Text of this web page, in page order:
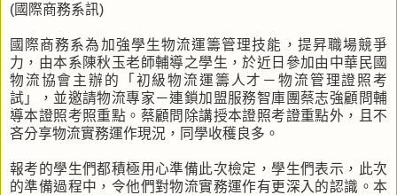
(國際商務系訊)
國際商務系為加強學生物流運籌管理技能，提昇職場競爭
力，由本系陳秋玉老師輔導之學生，於近日參加由中華民國
物流協會主辦的「初級物流運籌人才－物流管理證照考
試」，並邀請物流專家－連鎖加盟服務智庫團蔡志強顧問輔
導本證照考照重點。蔡顧問除講授本證照考證重點外，且不
吝分享物流實務運作現況，同學收穫良多。
報考的學生們都積極用心準備此次檢定，學生們表示，此次
的準備過程中，令他們對物流實務運作有更深入的認識。本